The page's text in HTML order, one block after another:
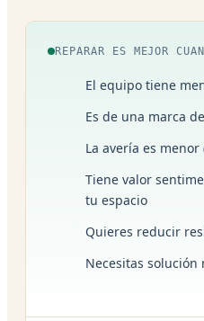
REPARAR ES MEJOR
El equipo tiene
Es de una marca
La avería es menor
Tiene valor
tu espacio
Quieres reducir
Necesitas solución